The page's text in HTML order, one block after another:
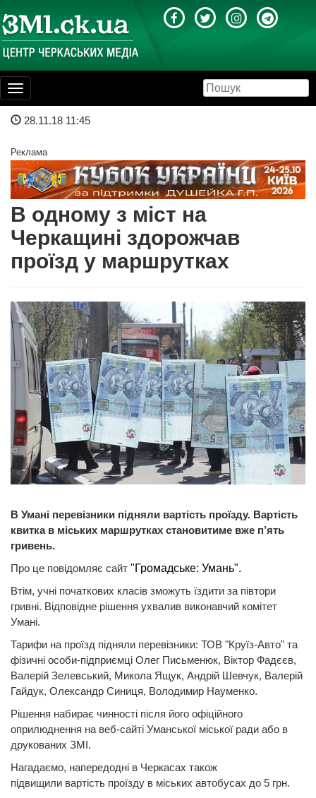
Toggle
navigation
28.11.18 11:45
Реклама
В одному з міст на
Черкащині здорожчав
проїзд у маршрутках
В Умані перевізники підняли вартість проїзду. Вартість
квитка в міських маршрутках становитиме вже п’ять
гривень.
Про це повідомляє сайт "Громадське: Умань".
Втім, учні початкових класів зможуть їздити за півтори
гривні. Відповідне рішення ухвалив виконавчий комітет
Умані.
Тарифи на проїзд підняли перевізники: ТОВ "Круїз-Авто" та
фізичні особи-підприємці Олег Письменюк, Віктор Фадєєв,
Валерій Зелевський, Микола Ящук, Андрій Шевчук, Валерій
Гайдук, Олександр Синиця, Володимир Науменко.
Рішення набирає чинності після його офіційного
оприлюднення на веб-сайті Уманської міської ради або в
друкованих ЗМІ.
Нагадаємо, напередодні в Черкасах також
підвищили вартість проїзду в міських автобусах до 5 грн.